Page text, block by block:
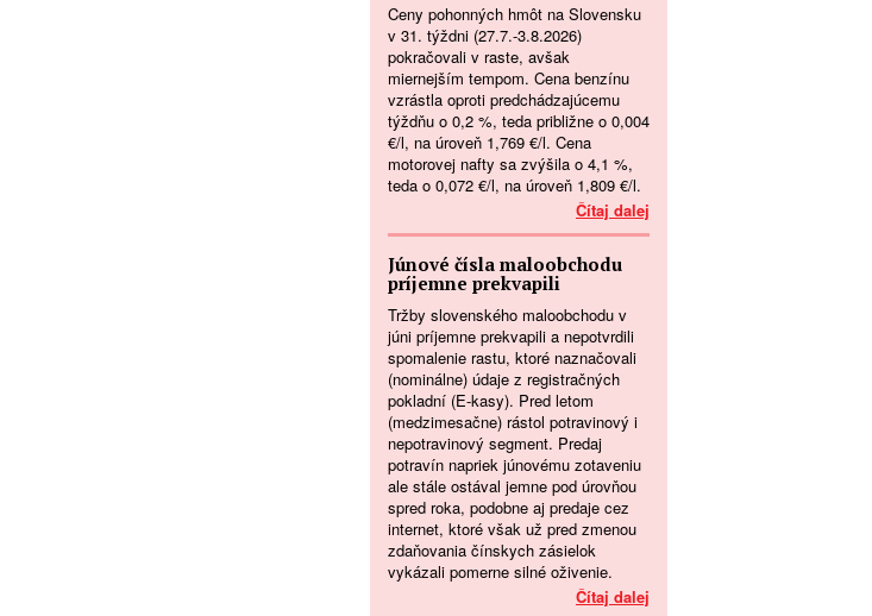
Ceny pohonných hmôt na Slovensku
v 31. týždni (27.7.-3.8.2026)
pokračovali v raste, avšak
miernejším tempom. Cena benzínu
vzrástla oproti predchádzajúcemu
týždňu o 0,2 %, teda približne o 0,004
€/l, na úroveň 1,769 €/l. Cena
motorovej nafty sa zvýšila o 4,1 %,
teda o 0,072 €/l, na úroveň 1,809 €/l.
Čítaj dalej
Júnové čísla maloobchodu
príjemne prekvapili
Tržby slovenského maloobchodu v
júni príjemne prekvapili a nepotvrdili
spomalenie rastu, ktoré naznačovali
(nominálne) údaje z registračných
pokladní (E-kasy). Pred letom
(medzimesačne) rástol potravinový i
nepotravinový segment. Predaj
potravín napriek júnovému zotaveniu
ale stále ostával jemne pod úrovňou
spred roka, podobne aj predaje cez
internet, ktoré však už pred zmenou
zdaňovania čínskych zásielok
vykázali pomerne silné oživenie.
Čítaj dalej